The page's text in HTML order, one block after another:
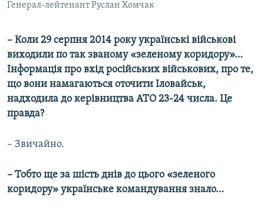
Генерал-лейтенант Руслан Хомчак
– Коли 29 серпня 2014 року українські військові
виходили по так званому «зеленому коридору»…
Інформація про вхід російських військових, про те,
що вони намагаються оточити Іловайськ,
надходила до керівництва АТО 23-24 числа. Це
правда?
– Звичайно.
– Тобто ще за шість днів до цього «зеленого
коридору» українське командування знало…